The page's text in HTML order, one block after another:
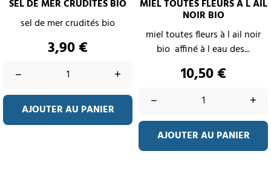
SEL DE MER CRUDITÉS BIO
sel de mer crudités bio
Prix
3,90 €
– +
AJOUTER AU PANIER
MIEL TOUTES FLEURS À L AIL
NOIR BIO
miel toutes fleurs à l ail noir
bio affiné à l eau des...
Prix
10,50 €
– +
AJOUTER AU PANIER